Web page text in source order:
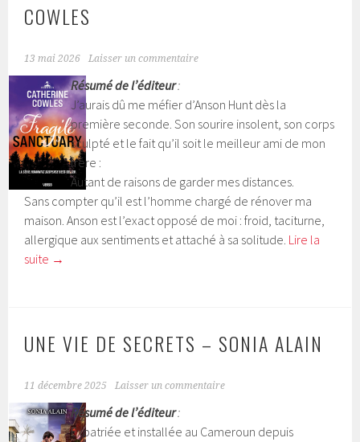
COWLES
13 mai 2026 Laisser un commentaire
Résumé de l’éditeur:
J’aurais dû me méfier d’Anson Hunt dès la
première seconde. Son sourire insolent, son corps
sculpté et le fait qu’il soit le meilleur ami de mon
frère :
Autant de raisons de garder mes distances.
Sans compter qu’il est l’homme chargé de rénover ma
maison. Anson est l’exact opposé de moi : froid, taciturne,
allergique aux sentiments et attaché à sa solitude. Lire la
suite →
UNE VIE DE SECRETS – SONIA ALAIN
11 décembre 2025 Laisser un commentaire
Résumé de l’éditeur:
Expatriée et installée au Cameroun depuis